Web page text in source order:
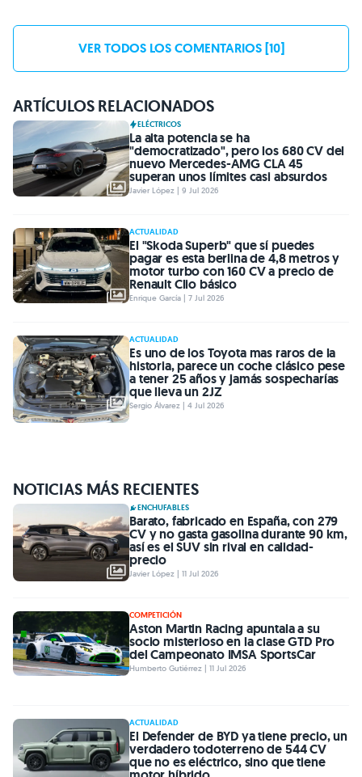
VER TODOS LOS COMENTARIOS [10]
ARTÍCULOS RELACIONADOS
ELÉCTRICOS
La alta potencia se ha
"democratizado", pero los 680 CV del
nuevo Mercedes-AMG CLA 45
superan unos límites casi absurdos
Javier López | 9 Jul 2026
ACTUALIDAD
El "Skoda Superb" que sí puedes
pagar es esta berlina de 4,8 metros y
motor turbo con 160 CV a precio de
Renault Clio básico
Enrique García | 7 Jul 2026
ACTUALIDAD
Es uno de los Toyota mas raros de la
historia, parece un coche clásico pese
a tener 25 años y jamás sospecharías
que lleva un 2JZ
Sergio Álvarez | 4 Jul 2026
NOTICIAS MÁS RECIENTES
ENCHUFABLES
Barato, fabricado en España, con 279
CV y no gasta gasolina durante 90 km,
así es el SUV sin rival en calidad-
precio
Javier López | 11 Jul 2026
COMPETICIÓN
Aston Martin Racing apuntala a su
socio misterioso en la clase GTD Pro
del Campeonato IMSA SportsCar
Humberto Gutiérrez | 11 Jul 2026
ACTUALIDAD
El Defender de BYD ya tiene precio, un
verdadero todoterreno de 544 CV
que no es eléctrico, sino que tiene